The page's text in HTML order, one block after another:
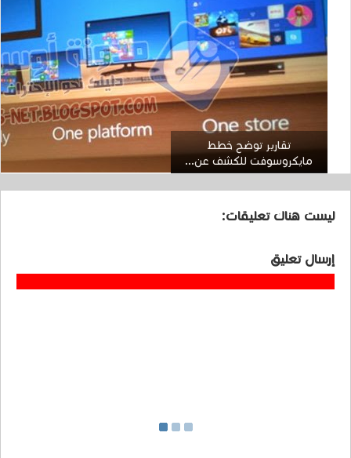
تقارير توضح خطط
مايكروسوفت للكشف عن...
ليست هناك تعليقات:
إرسال تعليق